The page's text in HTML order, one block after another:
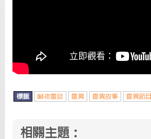
標籤 嚇夜靈談 靈異 靈異故事 靈異節目
相關主題：